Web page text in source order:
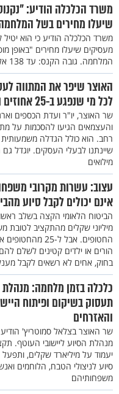
משרד הכלכלה הודיע:
שיעלו מחירים בשל
משרד הכלכלה הודיע כי הוא
מעסיקים שיעלו מחירים "באופן
המלחמה. גובה הקנס: עד 138 אלף שקלים
האוצר שיפר את המתווה
לכל מי שנפגע ב-25 אחוזים ומעלה
שר האוצר, יו"ר ועדת הכספים
והעצמאים הגיעו להסכמות על
רחב. הוא כולל הגדלה
שיינתנו לבעלי העסקים. יוגדל
מילואים
עצוב: עשרות מקרובי
אינם יכולים לקבל סיוע
הביטוח הלאומי הקצה בשלב
מיליוני שקלים מהתקציב לטובת
החטופים. אבל ל-25
הורים או ילדים קטינים לשלם
בחוק, אחים לא רשאים לקבל
כלכלה בזמן מלחמה:
תעסוק בשיקום ופיתוח
והאזרחים
שר האוצר בצלאל סמוטריץ'
מנהלת הסיוע ליישובי העוטף.
יעמוד על מיליארד שקלים,
סיוע לניצולי הטבח, הלוחמים
משפחותיהם